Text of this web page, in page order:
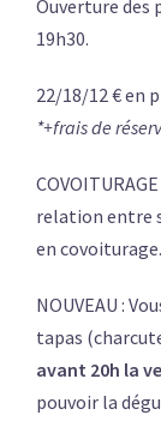
Ouverture des
19h30.
22/18/12 € en
*+frais de
COVOITURAGE
relation entre
en covoiturage.
NOUVEAU :
tapas
avant 20h la
pouvoir la